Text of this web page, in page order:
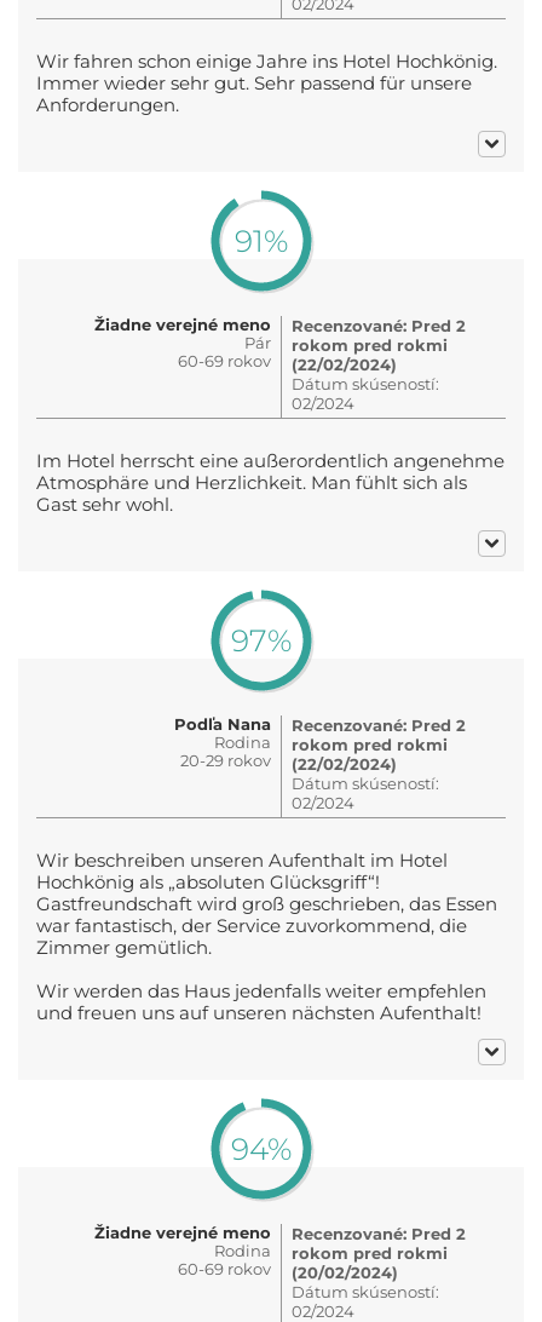
Wir fahren schon einige Jahre ins Hotel Hochkönig.
Immer wieder sehr gut. Sehr passend für unsere
Anforderungen.
91%
Žiadne verejné meno
Pár
60-69 rokov
Recenzované: Pred 2
rokom pred rokmi
(22/02/2024)
Dátum skúseností:
02/2024
Im Hotel herrscht eine außerordentlich angenehme
Atmosphäre und Herzlichkeit. Man fühlt sich als
Gast sehr wohl.
97%
Podľa Nana
Rodina
20-29 rokov
Recenzované: Pred 2
rokom pred rokmi
(22/02/2024)
Dátum skúseností:
02/2024
Wir beschreiben unseren Aufenthalt im Hotel
Hochkönig als „absoluten Glücksgriff“!
Gastfreundschaft wird groß geschrieben, das Essen
war fantastisch, der Service zuvorkommend, die
Zimmer gemütlich.
Wir werden das Haus jedenfalls weiter empfehlen
und freuen uns auf unseren nächsten Aufenthalt!
94%
Žiadne verejné meno
Rodina
60-69 rokov
Recenzované: Pred 2
rokom pred rokmi
(20/02/2024)
Dátum skúseností:
02/2024